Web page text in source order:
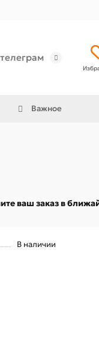
Важное
ваш заказ в
В наличии